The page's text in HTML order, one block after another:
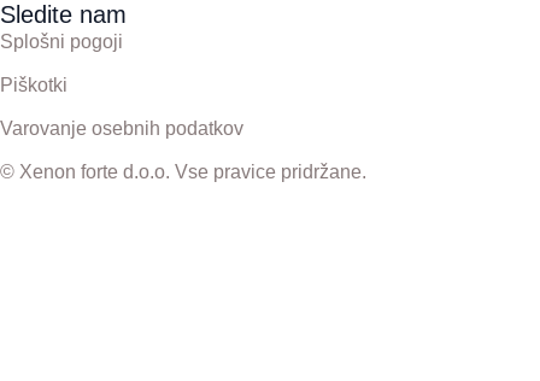
Sledite nam
Splošni pogoji
Piškotki
Varovanje osebnih podatkov
© Xenon forte d.o.o. Vse pravice pridržane.